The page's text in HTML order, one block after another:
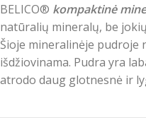
BELICO® kompaktinė
natūralių mineralų, be
Šioje mineralinėje pudroje
išdžiovinama. Pudra yra
atrodo daug glotnesnė ir